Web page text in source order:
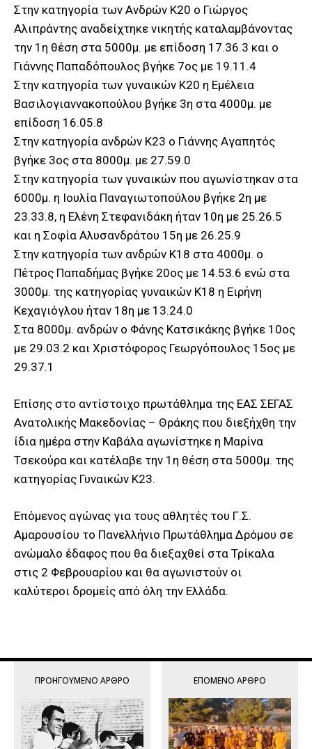
Στην κατηγορία των Ανδρών Κ20 ο Γιώργος
Αλιπράντης αναδείχτηκε νικητής καταλαμβάνοντας
την 1η θέση στα 5000μ. με επίδοση 17.36.3 και ο
Γιάννης Παπαδόπουλος βγήκε 7ος με 19.11.4
Στην κατηγορία των γυναικών Κ20 η Εμέλεια
Βασιλογιαννακοπούλου βγήκε 3η στα 4000μ. με
επίδοση 16.05.8
Στην κατηγορία ανδρών Κ23 ο Γιάννης Αγαπητός
βγήκε 3ος στα 8000μ. με 27.59.0
Στην κατηγορία των γυναικών που αγωνίστηκαν στα
6000μ. η Ιουλία Παναγιωτοπούλου βγήκε 2η με
23.33.8, η Ελένη Στεφανιδάκη ήταν 10η με 25.26.5
και η Σοφία Αλυσανδράτου 15η με 26.25.9
Στην κατηγορία των ανδρών Κ18 στα 4000μ. ο
Πέτρος Παπαδήμας βγήκε 20ος με 14.53.6 ενώ στα
3000μ. της κατηγορίας γυναικών Κ18 η Ειρήνη
Κεχαγιόγλου ήταν 18η με 13.24.0
Στα 8000μ. ανδρών ο Φάνης Κατσικάκης βγήκε 10ος
με 29.03.2 και Χριστόφορος Γεωργόπουλος 15ος με
29.37.1
Επίσης στο αντίστοιχο πρωτάθλημα της ΕΑΣ ΣΕΓΑΣ
Ανατολικής Μακεδονίας – Θράκης που διεξήχθη την
ίδια ημέρα στην Καβάλα αγωνίστηκε η Μαρίνα
Τσεκούρα και κατέλαβε την 1η θέση στα 5000μ. της
κατηγορίας Γυναικών Κ23.
Επόμενος αγώνας για τους αθλητές του Γ.Σ.
Αμαρουσίου το Πανελλήνιο Πρωτάθλημα Δρόμου σε
ανώμαλο έδαφος που θα διεξαχθεί στα Τρίκαλα
στις 2 Φεβρουαρίου και θα αγωνιστούν οι
καλύτεροι δρομείς από όλη την Ελλάδα.
ΠΡΟΗΓΟΎΜΕΝΟ ΆΡΘΡΟ ΕΠΌΜΕΝΟ ΆΡΘΡΟ